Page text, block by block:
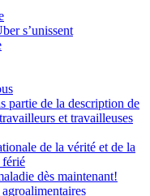
s’unissent
partie de la description de
et travailleuses
de la vérité et de la
dès maintenant!